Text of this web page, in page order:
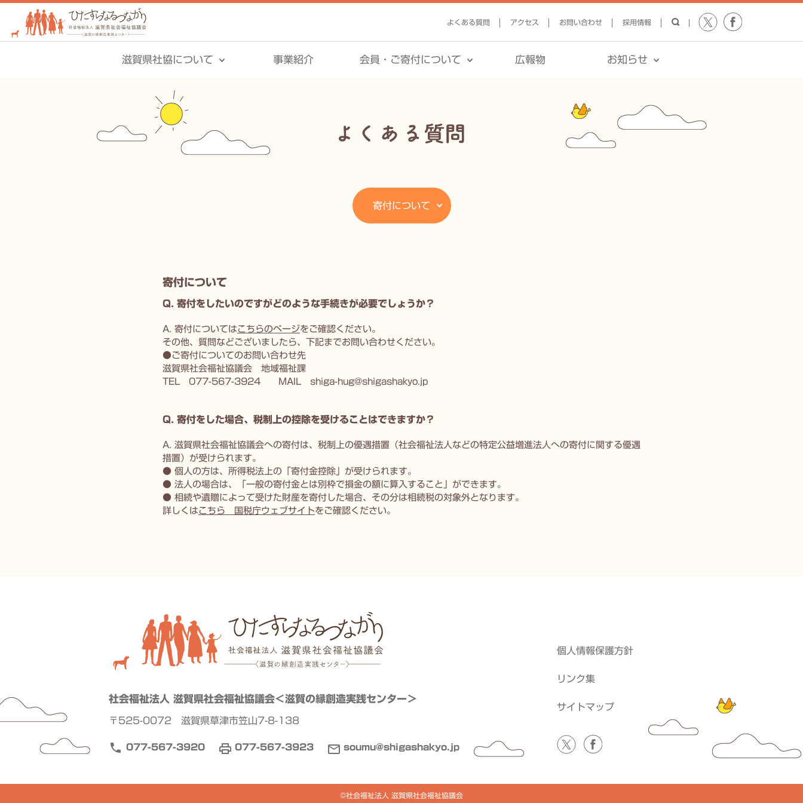
よくある質問 アクセス お問い合わせ 採用情報
滋賀県社協について 事業紹介 会員・ご寄付について 広報物 お知らせ
寄付について
寄付について
Q. 寄付をしたいのですがどのような手続きが必要でしょうか？
A. 寄付についてはこちらのページをご確認ください。
その他、質問などございましたら、下記までお問い合わせください。
●ご寄付についてのお問い合わせ先
滋賀県社会福祉協議会 地域福祉課
TEL 077-567-3924 MAIL shiga-hug@shigashakyo.jp
Q. 寄付をした場合、税制上の控除を受けることはできますか？
A. 滋賀県社会福祉協議会への寄付は、税制上の優遇措置（社会福祉法人などの特定公益増進法人への寄付に関する優遇
措置）が受けられます。
● 個人の方は、所得税法上の「寄付金控除」が受けられます。
● 法人の場合は、「一般の寄付金とは別枠で損金の額に算入すること」ができます。
● 相続や遺贈によって受けた財産を寄付した場合、その分は相続税の対象外となります。
詳しくはこちら 国税庁ウェブサイトをご確認ください。
社会福祉法人 滋賀県社会福祉協議会＜滋賀の縁創造実践センター＞
〒525-0072 滋賀県草津市笠山7-8-138
077-567-3920 077-567-3923 soumu@shigashakyo.jp
個人情報保護方針
リンク集
サイトマップ
©社会福祉法人 滋賀県社会福祉協議会